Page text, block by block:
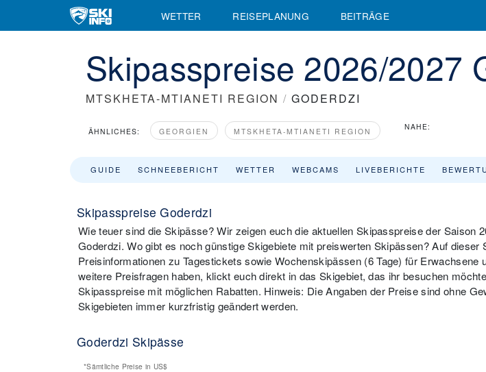
WETTER REISEPLANUNG BEITRÄGE
Skipasspreise 2026/2027
MTSKHETA-MTIANETI REGION / GODERDZI
ÄHNLICHES: GEORGIEN MTSKHETA-MTIANETI REGION NAHE:
GUIDE SCHNEEBERICHT WETTER WEBCAMS LIVEBERICHTE
Skipasspreise Goderdzi
Wie teuer sind die Skipässe? Wir zeigen euch die aktuellen Skipasspreise der Saison
Goderdzi. Wo gibt es noch günstige Skigebiete mit preiswerten Skipässen? Auf dieser
Preisinformationen zu Tagestickets sowie Wochenskipässen (6 Tage) für Erwachsene
weitere Preisfragen haben, klickt euch direkt in das Skigebiet, das ihr besuchen
Skipasspreise mit möglichen Rabatten. Hinweis: Die Angaben der Preise sind ohne
Skigebieten immer kurzfristig geändert werden.
Goderdzi Skipässe
*Sämtliche Preise in US$